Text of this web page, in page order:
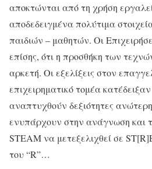
αποκτώνται από τη χρήση
αποδεδειγμένα πολύτιμα
παιδιών – μαθητών. Οι
επίσης, ότι η προσθήκη των
αρκετή. Οι εξελίξεις στον
επιχειρηματικό τομέα
αναπτυχθούν δεξιότητες
ενυπάρχουν στην ανάγνωση και
STEAM να μετεξελιχθεί σε
του “R”…